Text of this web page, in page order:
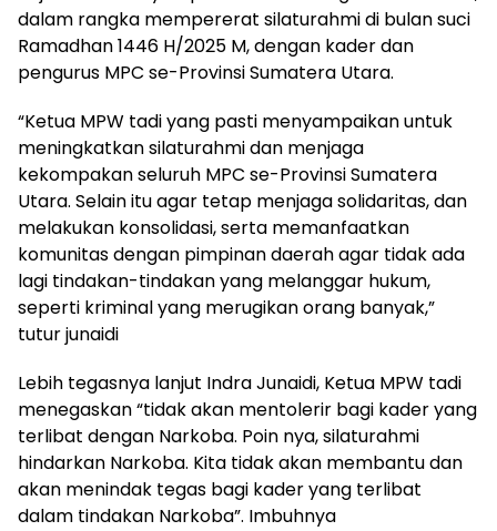
dalam rangka mempererat silaturahmi di bulan suci
Ramadhan 1446 H/2025 M, dengan kader dan
pengurus MPC se-Provinsi Sumatera Utara.
“Ketua MPW tadi yang pasti menyampaikan untuk
meningkatkan silaturahmi dan menjaga
kekompakan seluruh MPC se-Provinsi Sumatera
Utara. Selain itu agar tetap menjaga solidaritas, dan
melakukan konsolidasi, serta memanfaatkan
komunitas dengan pimpinan daerah agar tidak ada
lagi tindakan-tindakan yang melanggar hukum,
seperti kriminal yang merugikan orang banyak,”
tutur junaidi
Lebih tegasnya lanjut Indra Junaidi, Ketua MPW tadi
menegaskan “tidak akan mentolerir bagi kader yang
terlibat dengan Narkoba. Poin nya, silaturahmi
hindarkan Narkoba. Kita tidak akan membantu dan
akan menindak tegas bagi kader yang terlibat
dalam tindakan Narkoba”. Imbuhnya